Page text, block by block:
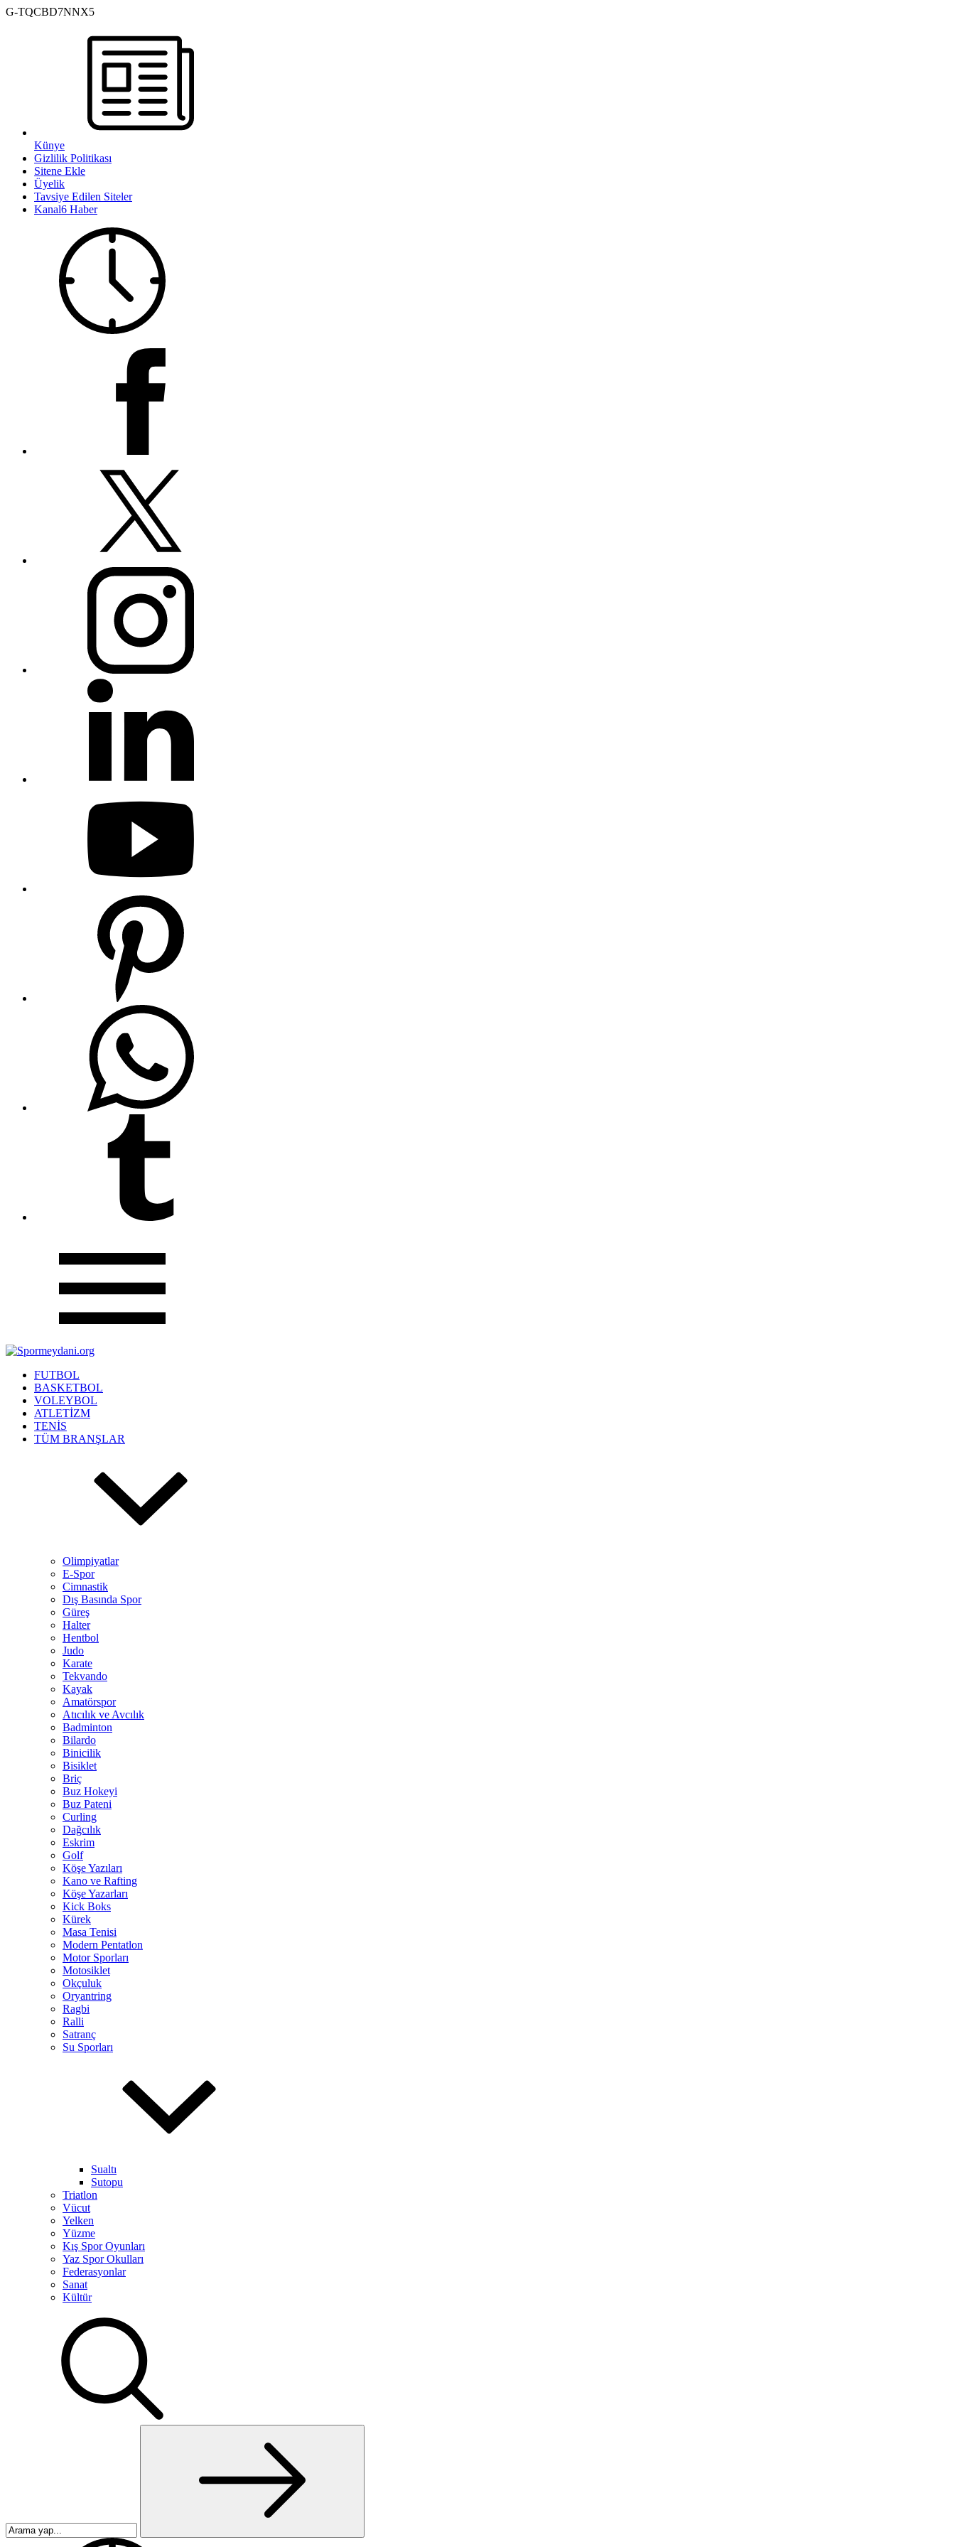
G-TQCBD7NNX5
Künye
Gizlilik Politikası
Sitene Ekle
Üyelik
Tavsiye Edilen Siteler
Kanal6 Haber
FUTBOL
BASKETBOL
VOLEYBOL
ATLETİZM
TENİS
TÜM BRANŞLAR
Olimpiyatlar
E-Spor
Cimnastik
Dış Basında Spor
Güreş
Halter
Hentbol
Judo
Karate
Tekvando
Kayak
Amatörspor
Atıcılık ve Avcılık
Badminton
Bilardo
Binicilik
Bisiklet
Briç
Buz Hokeyi
Buz Pateni
Curling
Dağcılık
Eskrim
Golf
Köşe Yazıları
Kano ve Rafting
Köşe Yazarları
Kick Boks
Kürek
Masa Tenisi
Modern Pentatlon
Motor Sporları
Motosiklet
Okçuluk
Oryantring
Ragbi
Ralli
Satranç
Su Sporları
Sualtı
Sutopu
Triatlon
Vücut
Yelken
Yüzme
Kış Spor Oyunları
Yaz Spor Okulları
Federasyonlar
Sanat
Kültür